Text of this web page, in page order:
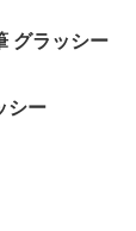
グラッシー
シー